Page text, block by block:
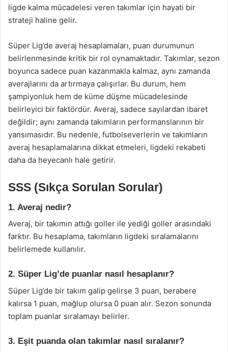
ligde kalma mücadelesi veren takımlar için hayati bir
strateji haline gelir.
Süper Lig’de averaj hesaplamaları, puan durumunun
belirlenmesinde kritik bir rol oynamaktadır. Takımlar, sezon
boyunca sadece puan kazanmakla kalmaz, aynı zamanda
averajlarını da artırmaya çalışırlar. Bu durum, hem
şampiyonluk hem de küme düşme mücadelesinde
belirleyici bir faktördür. Averaj, sadece sayılardan ibaret
değildir; aynı zamanda takımların performanslarının bir
yansımasıdır. Bu nedenle, futbolseverlerin ve takımların
averaj hesaplamalarına dikkat etmeleri, ligdeki rekabeti
daha da heyecanlı hale getirir.
SSS (Sıkça Sorulan Sorular)
1. Averaj nedir?
Averaj, bir takımın attığı goller ile yediği goller arasındaki
farktır. Bu hesaplama, takımların ligdeki sıralamalarını
belirlemede kullanılır.
2. Süper Lig’de puanlar nasıl hesaplanır?
Süper Lig’de bir takım galip gelirse 3 puan, berabere
kalırsa 1 puan, mağlup olursa 0 puan alır. Sezon sonunda
toplam puanlar sıralamayı belirler.
3. Eşit puanda olan takımlar nasıl sıralanır?